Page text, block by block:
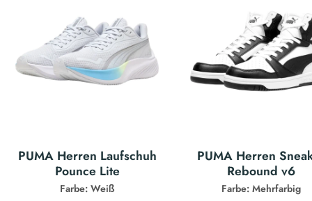
PUMA Herren Laufschuh
Pounce Lite
Farbe: Weiß
PUMA Herren
Rebound v6
Farbe: Mehrfarbig